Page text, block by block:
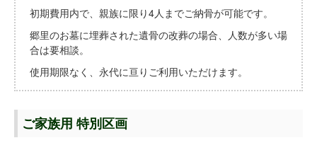
初期費用内で、親族に限り4人までご納骨が可能です。
郷里のお墓に埋葬された遺骨の改葬の場合、人数が多い場
合は要相談。
使用期限なく、永代に亘りご利用いただけます。
ご家族用 特別区画